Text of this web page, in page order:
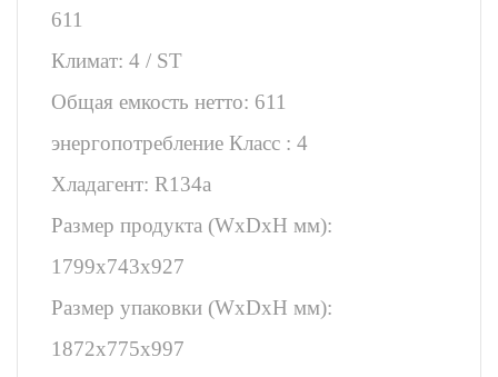
611
Климат: 4 / ST
Общая емкость нетто: 611
энергопотребление Класс : 4
Хладагент: R134a
Размер продукта (WxDxH мм):
1799x743x927
Размер упаковки (WxDxH мм):
1872x775x997